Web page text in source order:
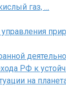
газ, …
РФ к
на